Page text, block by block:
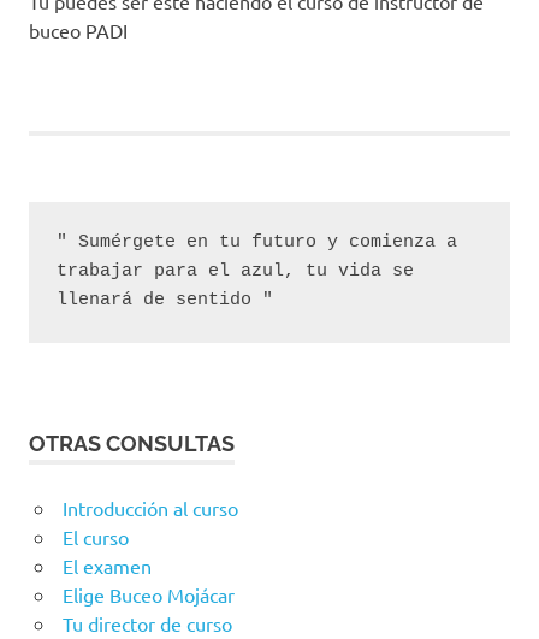
buceo PADI
" Sumérgete en tu futuro y comienza a
trabajar para el azul, tu vida se
llenará de sentido "
OTRAS CONSULTAS
Introducción al curso
El curso
El examen
Elige Buceo Mojácar
Tu director de curso